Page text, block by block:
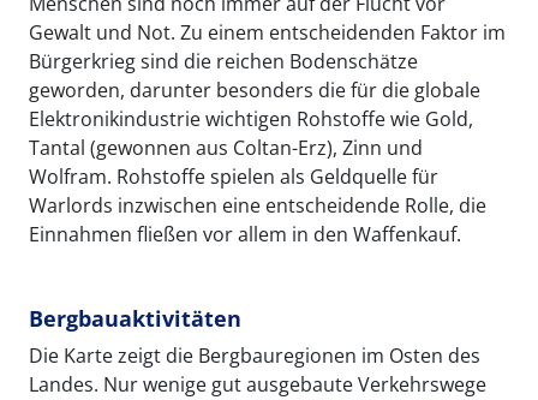
Gewalt und Not. Zu einem entscheidenden Faktor im
Bürgerkrieg sind die reichen Bodenschätze
geworden, darunter besonders die für die globale
Elektronikindustrie wichtigen Rohstoffe wie Gold,
Tantal (gewonnen aus Coltan-Erz), Zinn und
Wolfram. Rohstoffe spielen als Geldquelle für
Warlords inzwischen eine entscheidende Rolle, die
Einnahmen fließen vor allem in den Waffenkauf.
Bergbauaktivitäten
Die Karte zeigt die Bergbauregionen im Osten des
Landes. Nur wenige gut ausgebaute Verkehrswege